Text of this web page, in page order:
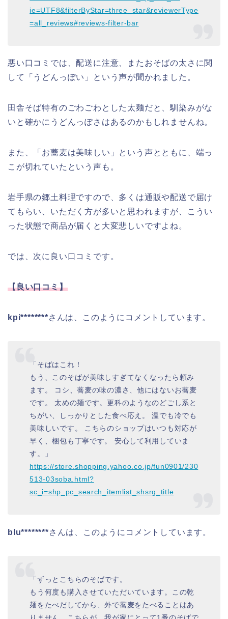
ie=UTF8&filterByStar=three_star&reviewerType
=all_reviews#reviews-filter-bar
悪い口コミでは、配送に注意、またおそばの太さに関
して「うどんっぽい」という声が聞かれました。
田舎そば特有のごわごわとした太麺だと、馴染みがな
いと確かにうどんっぽさはあるのかもしれませんね。
また、「お蕎麦は美味しい」という声とともに、端っ
こが切れていたという声も。
岩手県の郷土料理ですので、多くは通販や配送で届け
てもらい、いただく方が多いと思われますが、こうい
った状態で商品が届くと大変悲しいですよね。
では、次に良い口コミです。
【良い口コミ】
kpi********さんは、このようにコメントしています。
「そばはこれ！
もう、このそばが美味しすぎてなくなったら頼み
ます。 コシ、蕎麦の味の濃さ、他にはないお蕎麦
です。 太めの麺です。更科のようなのどごし系と
ちがい、しっかりとした食べ応え。 温でも冷でも
美味しいです。 こちらのショップはいつも対応が
早く、梱包も丁寧です。 安心して利用していま
す。」
https://store.shopping.yahoo.co.jp/fun0901/230
513-03soba.html?
sc_i=shp_pc_search_itemlist_shsrg_title
blu********さんは、このようにコメントしています。
「ずっとこちらのそばです。
もう何度も購入させていただいています。この乾
麺をたべだしてから、外で蕎麦をたべることはあ